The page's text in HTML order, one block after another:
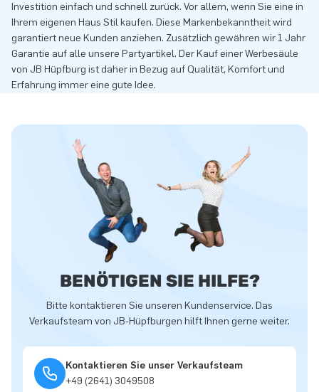
Investition einfach und schnell zurück. Vor allem, wenn Sie eine in
Ihrem eigenen Haus Stil kaufen. Diese Markenbekanntheit wird
garantiert neue Kunden anziehen. Zusätzlich gewähren wir 1 Jahr
Garantie auf alle unsere Partyartikel. Der Kauf einer Werbesäule
von JB Hüpfburg ist daher in Bezug auf Qualität, Komfort und
Erfahrung immer eine gute Idee.
BENÖTIGEN SIE HILFE?
Bitte kontaktieren Sie unseren Kundenservice. Das
Verkaufsteam von JB-Hüpfburgen hilft Ihnen gerne weiter.
Kontaktieren Sie unser Verkaufsteam
+49 (2641) 3049508